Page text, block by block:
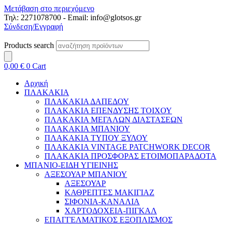
Μετάβαση στο περιεχόμενο
Τηλ: 2271078700 - Email: info@glotsos.gr
Σύνδεση/Εγγραφή
Products search
0,00 € 0 Cart
Αρχική
ΠΛΑΚΑΚΙΑ
ΠΛΑΚΑΚΙΑ ΔΑΠΕΔΟΥ
ΠΛΑΚΑΚΙΑ ΕΠΕΝΔΥΣΗΣ ΤΟΙΧΟΥ
ΠΛΑΚΑΚΙΑ ΜΕΓΑΛΩΝ ΔΙΑΣΤΑΣΕΩΝ
ΠΛΑΚΑΚΙΑ ΜΠΑΝΙΟΥ
ΠΛΑΚΑΚΙΑ ΤΥΠΟΥ ΞΥΛΟΥ
ΠΛΑΚΑΚΙΑ VINTAGE PATCHWORK DECOR
ΠΛΑΚΑΚΙΑ ΠΡΟΣΦΟΡΑΣ ΕΤΟΙΜΟΠΑΡΑΔΟΤΑ
ΜΠΑΝΙΟ-ΕΙΔΗ ΥΓΙΕΙΝΗΣ
ΑΞΕΣΟΥΑΡ ΜΠΑΝΙΟΥ
ΑΞΕΣΟΥΑΡ
ΚΑΘΡΕΠΤΕΣ ΜΑΚΙΓΙΑΖ
ΣΙΦΟΝΙΑ-ΚΑΝΑΛΙΑ
ΧΑΡΤΟΔΟΧΕΙΑ-ΠΙΓΚΑΛ
ΕΠΑΓΓΕΛΜΑΤΙΚΟΣ ΕΞΟΠΛΙΣΜΟΣ